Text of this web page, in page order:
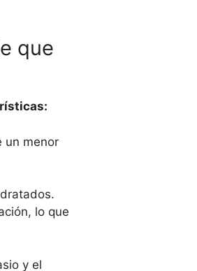
que
un menor
lo que
y el